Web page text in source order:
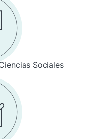
Sociales